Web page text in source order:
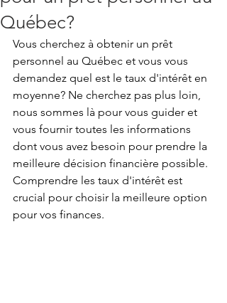
Québec?
Vous cherchez à obtenir un prêt
personnel au Québec et vous vous
demandez quel est le taux d'intérêt en
moyenne? Ne cherchez pas plus loin,
nous sommes là pour vous guider et
vous fournir toutes les informations
dont vous avez besoin pour prendre la
meilleure décision financière possible.
Comprendre les taux d'intérêt est
crucial pour choisir la meilleure option
pour vos finances.